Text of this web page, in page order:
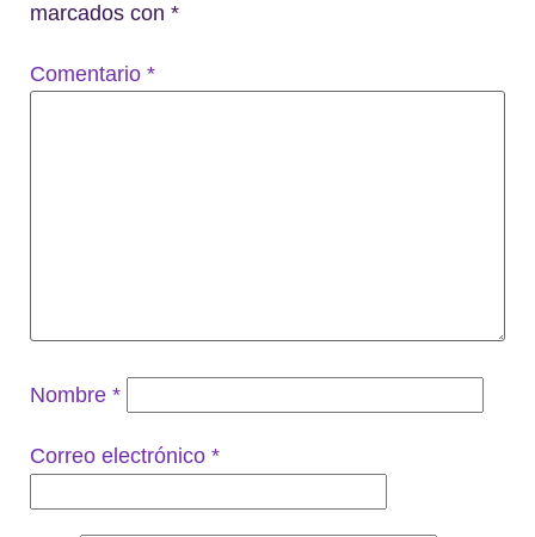
marcados con *
Comentario *
Nombre *
Correo electrónico *